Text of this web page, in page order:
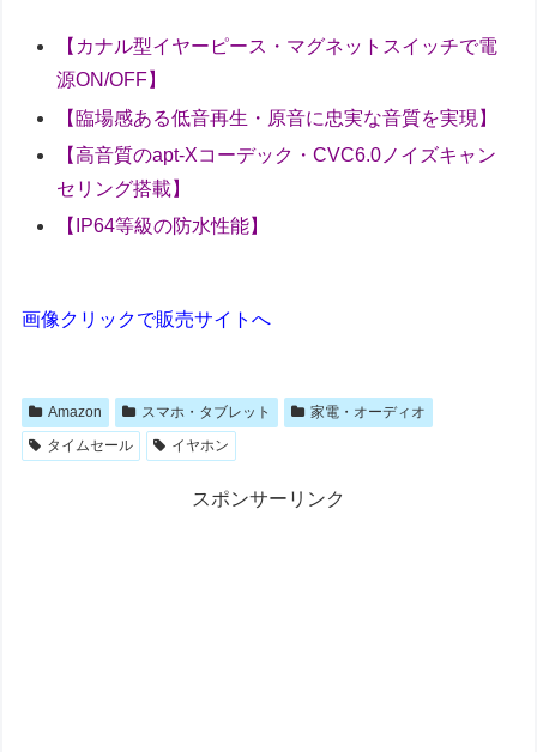
【カナル型イヤーピース・マグネットスイッチで電
源ON/OFF】
【臨場感ある低音再生・原音に忠実な音質を実現】
【高音質のapt-Xコーデック・CVC6.0ノイズキャン
セリング搭載】
【IP64等級の防水性能】
画像クリックで販売サイトへ
Amazon スマホ・タブレット
家電・オーディオ
タイムセール
イヤホン
スポンサーリンク